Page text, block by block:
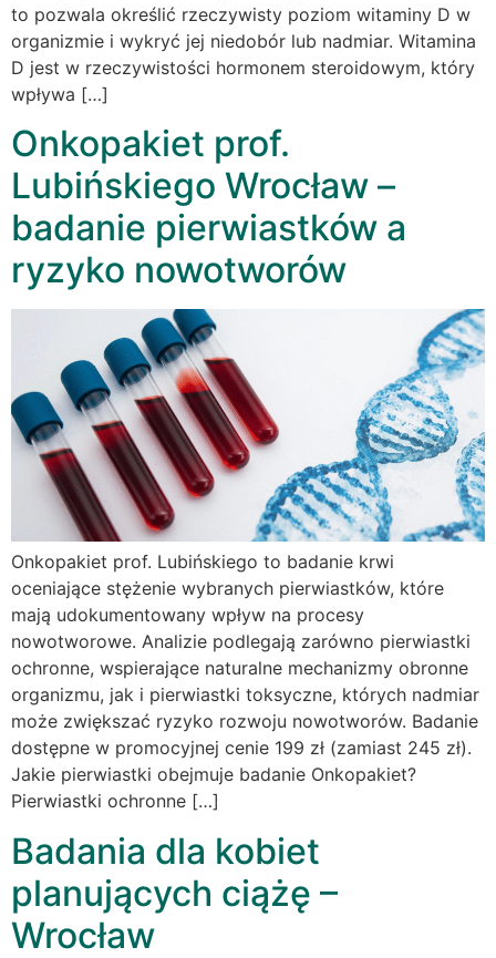
to pozwala określić rzeczywisty poziom witaminy D w
organizmie i wykryć jej niedobór lub nadmiar. Witamina
D jest w rzeczywistości hormonem steroidowym, który
wpływa […]
Onkopakiet prof.
Lubińskiego Wrocław –
badanie pierwiastków a
ryzyko nowotworów
Onkopakiet prof. Lubińskiego to badanie krwi
oceniające stężenie wybranych pierwiastków, które
mają udokumentowany wpływ na procesy
nowotworowe. Analizie podlegają zarówno pierwiastki
ochronne, wspierające naturalne mechanizmy obronne
organizmu, jak i pierwiastki toksyczne, których nadmiar
może zwiększać ryzyko rozwoju nowotworów. Badanie
dostępne w promocyjnej cenie 199 zł (zamiast 245 zł).
Jakie pierwiastki obejmuje badanie Onkopakiet?
Pierwiastki ochronne […]
Badania dla kobiet
planujących ciążę –
Wrocław